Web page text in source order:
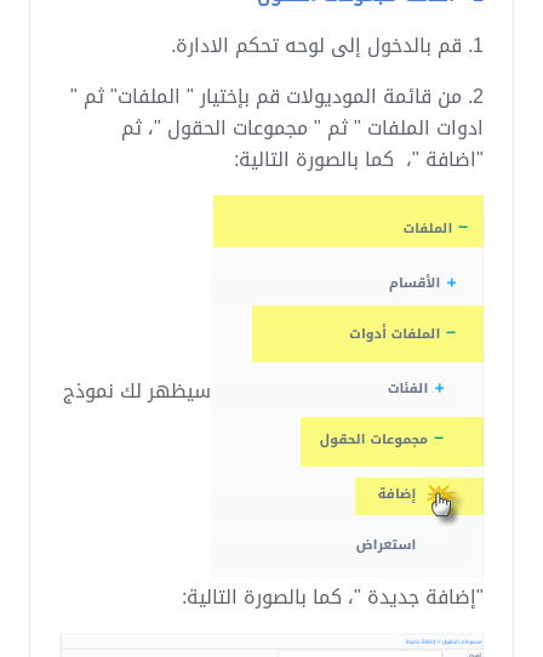
1. قم بالدخول إلى لوحه تحكم الادارة.
2. من قائمة الموديولات قم بإختيار " الملفات" ثم "
ادوات الملفات " ثم " مجموعات الحقول "، ثم
"اضافة "، كما بالصورة التالية:
سيظهر لك نموذج
"إضافة جديدة "، كما بالصورة التالية: